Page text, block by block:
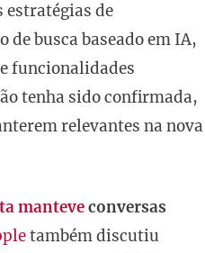
estratégias de
de busca baseado em IA,
funcionalidades
tenha sido confirmada,
relevantes na nova
manteveconversas
também discutiu